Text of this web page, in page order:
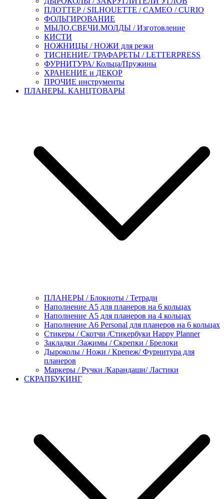
ПЛОТТЕР / SILHOUETTE / CAMEO / CURIO
ФОЛЬГИРОВАНИЕ
МЫЛО.СВЕЧИ.МОЛДЫ / Изготовление
КИСТИ
НОЖНИЦЫ / НОЖИ для резки
ТИСНЕНИЕ/ ТРАФАРЕТЫ / LETTERPRESS
ФУРНИТУРА/ Кольца/Пружины
ХРАНЕНИЕ и ДЕКОР
ПРОЧИЕ инструменты
ПЛАНЕРЫ. КАНЦТОВАРЫ
ПЛАНЕРЫ / Блокноты / Тетради
Наполнение А5 для планеров на 6 кольцах
Наполнение А5 для планеров на 4 кольцах
Наполнение А6 Personal для планеров на 6 кольцах
Стикеры / Скотчи /Стикербуки Happy Planner
Закладки /Зажимы / Скрепки / Брелоки
Дыроколы / Ножи / Крепеж/ Фурнитура для
планеров
Маркеры / Ручки /Карандаши/ Ластики
СКРАПБУКИНГ